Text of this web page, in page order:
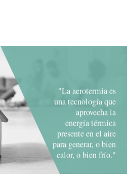
"La aerotermia es
una tecnología que
aprovecha la
energía térmica
presente en el aire
para generar, o bien
calor, o bien frío."
-lógico